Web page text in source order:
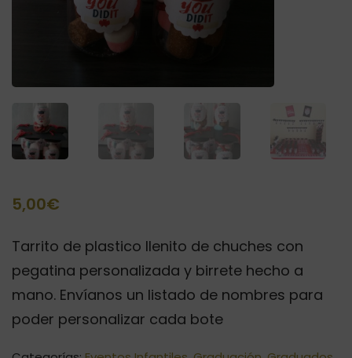
5,00€
Tarrito de plastico llenito de chuches con
pegatina personalizada y birrete hecho a
mano. Envíanos un listado de nombres para
poder personalizar cada bote